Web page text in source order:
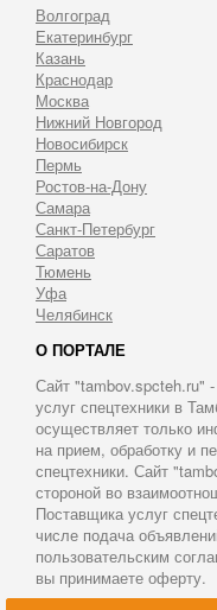
Волгоград
Екатеринбург
Казань
Краснодар
Москва
Нижний Новгород
Новосибирск
Пермь
Ростов-на-Дону
Самара
Санкт-Петербург
Саратов
Тюмень
Уфа
Челябинск
О ПОРТАЛЕ
Сайт "tambov.spcteh.ru"
услуг спецтехники в
осуществляет только
на прием, обработку и
спецтехники. Сайт
стороной во
Поставщика услуг
числе подача
пользовательским
вы принимаете оферту.